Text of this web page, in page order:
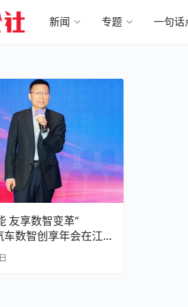
新闻 专题 一句话
友享数智变革”
数智创享年会在江